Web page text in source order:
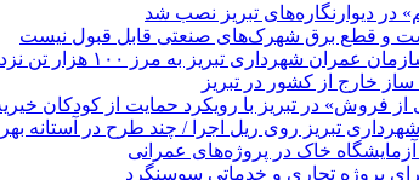
در دیوارنگاره‌های تبریز نصب شد
و قطع برق شهرک‌های صنعتی قابل قبول نیست
شهرداری تبریز به مرز ۱۰۰ هزار تن نزدیک شد
خارج از کشور در تبریز
فروش» در تبریز با رویکرد حمایت از کودکان
تبریز روی ریل اجرا / چند طرح در آستانه
خاک در پروژه‌های عمرانی
پروژه تجاری و خدماتی سوسنگرد